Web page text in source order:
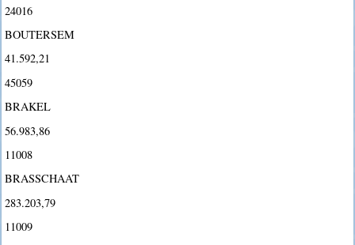
24016
BOUTERSEM
41.592,21
45059
BRAKEL
56.983,86
11008
BRASSCHAAT
283.203,79
11009